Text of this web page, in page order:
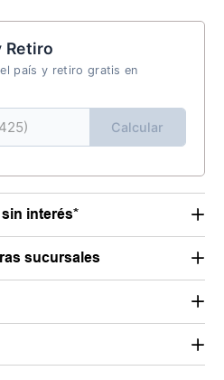
Retiro
país y retiro gratis en
Calcular
interés*
sucursales